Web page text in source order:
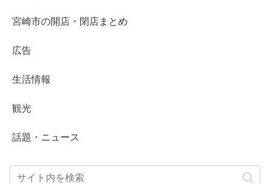
宮崎市の開店・閉店まとめ
広告
生活情報
観光
話題・ニュース